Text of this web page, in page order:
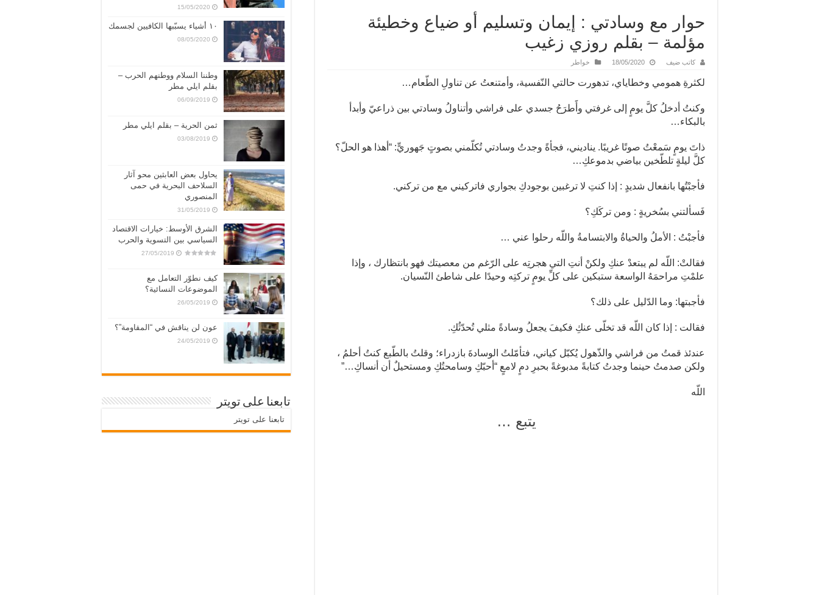
حوار مع وسادتي : إيمان وتسليم أو ضياع وخطيئة
مؤلمة – بقلم روزي زغيب
كاتب ضيف 18/05/2020 خواطر
لكثرةِ همومي وخطاياي، تدهورت حالتي النّفسية، وأمتنعتُ عن تناولِ الطّعام…
وكنتُ أدخلُ كلَّ يومٍ إلى غرفتي وأََطرَحُ جسدي على فراشي وأتناولُ وسادتي بين ذراعيّ وأبدأ
بالبكاء…
ذاتَ يومٍ سَمعْتُ صوتًا غريبًا. يناديني، فجأةً وجدتُ وسادتي تُكلّمني بصوتٍ جَهوريٍّ: “أهذا هو الحلّ؟
كلَّ ليلةٍ تلطّخين بياضي بدموعكِ…
فأجبْتُها بانفعال شديدٍ : إذا كنتِ لا ترغبين بوجودكِ بجواري فاتركيني مع من تركني.
فَسألتني بسُخريةٍ : ومن تركَكِ؟
فأجبْتُ : الأملُ والحياةُ والابتسامةُ واللّه رحلوا عني …
فقالتْ: اللّه لم يبتعدْ عنكِ ولكنْ أنتِ التي هجرتِه على الرّغم من معصيتك فهو بانتظارك ، وإذا
علمْتِ مراحمَهُ الواسعة ستبكين على كلِّ يومٍ تركتِه وحيدًا على شاطئ النّسيان.
فأجبتها: وما الدّليل على ذلك؟
فقالت : إذا كان اللّه قد تخلّى عنكِ فكيفَ يجعلُ وسادةً مثلي تُحدّثُكِ.
عندئذ قمتُ من فراشي والذّهول يُكبّل كياني، فتأمّلتُ الوسادةَ بازدراء؛ وقلتُ بالطّبع كنتُ أحلمُ ،
ولكن صدمتُ حينما وجدتُ كتابةً مدبوغةً بحبرِ دمٍ لامعٍ “أحبّكِ وسامحتُكِ ومستحيلٌ أن أنساكِ…”
اللّه
يتبع …
15/05/2020
١٠ أشياء يسبّبها الكافيين لجسمك
08/05/2020
وطننا السلام ووطنهم الحرب –
بقلم ايلي مطر
06/09/2019
ثمن الحرية – بقلم ايلي مطر
03/08/2019
يحاول بعض العابثين محو آثار
السلاحف البحرية في حمى
المنصوري
31/05/2019
الشرق الأوسط: خيارات الاقتصاد
السياسي بين التسوية والحرب
27/05/2019
كيف نطوّر التعامل مع
الموضوعات النسائية؟
26/05/2019
عون لن يناقش في “المقاومة”؟
24/05/2019
تابعنا على تويتر
تابعنا على تويتر